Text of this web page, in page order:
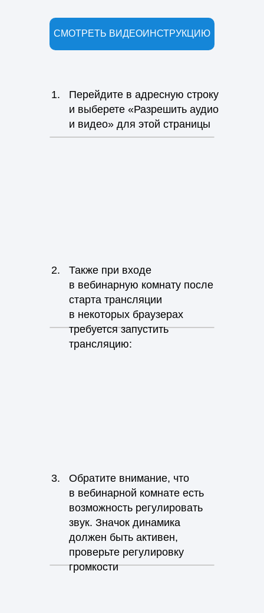
1.
Перейдите в адресную строку
и выберете «Разрешить аудио
и видео» для этой страницы
СМОТРЕТЬ ВИДЕОИНСТРУКЦИЮ
2.
Также при входе
в вебинарную комнату после
старта трансляции
в некоторых браузерах
требуется запустить
трансляцию:
3.
Обратите внимание, что
в вебинарной комнате есть
возможность регулировать
звук. Значок динамика
должен быть активен,
проверьте регулировку
громкости